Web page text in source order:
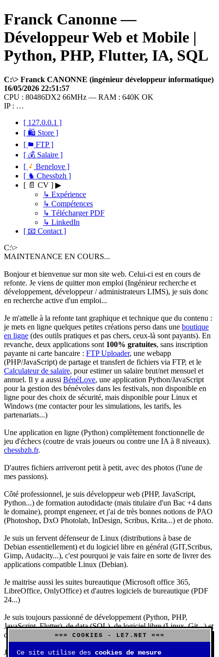
Franck Canonne —
Développeur Web et Mobile |
Python, PHP, Flutter, IA, SQL
C:\> Franck CANONNE (ingénieur développeur informatique)
16/05/2026 22:51:57
CPU : 80486DX2 66MHz — RAM : 640K OK
IP : …
[ 127.0.0.1 ]
[ 🛍 Store ]
[
FTP ]
[ 💰 Salaire ]
[
Benelove ]
[ ♞ Chessbzh ]
[ 📄 CV ] ▶
↳ Expérience
↳ Compétences
↳ Télécharger PDF
↳ LinkedIn
[ 📧 Contact ]
C:\>
MAINTENANCE EN COURS...
Bonjour et bienvenue sur mon site web. Celui-ci est en cours de
refonte. Je viens de quitter mon emploi (Ingénieur recherche et
développement, développeur / administrateurs LIMS), je suis donc
en recherche active d'un emploi...
Je m'attelle à la refonte tant graphique et technique que du contenu :
je mets en ligne quelques petites créations perso dans une boutique
en ligne (des outils pratiques et pas chers, ceux-là sont payants). En
revanche, deux applications sont 100% gratuites, sans inscription
payante ni carte bancaire : FTP Uploader, une webapp
(PHP/JavaScript) de partage et transfert de fichiers via FTP, et le
Calculateur de salaire, pour estimer un salaire brut/net mensuel et
annuel. Il y a aussi BénéLove, une application Python/JavaScript
pour la gestion des bénévoles dans les festivals, non disponible en
ligne pour des choix de sécurité, mais disponible pour Linux et
Windows (me contacter pour les simulations, les tarifs, les
partenariats...)
Une application en ligne (Python) complètement fonctionnelle de
jeu d'échecs (coutre de vrais joueurs ou contre une IA à 8 niveaux).
chessbzh.fr.
D'autres fichiers arriveront petit à petit, avec des photos (l'une de
mes passions).
Côté professionnel, je suis développeur web (PHP, JavaScript,
Python...) de formation autodidacte (mais titulaire d'un Bac +4 dans
le domaine), prompt engeneer, et j'ai de très bonnes notions de PAO
(Photoshop, DxO Photolab, InDesign, Scribus, Krita...) et de photo.
Je suis un fervent défenseur de Linux (distributions à base de
Debian essentiellement) et du logiciel libre en général (GIT,Scribus,
Gimp, Audacity...), c'est pourquoi je vais faire en sorte de livrer des
applications compatible Linux (Debian).
Je maitrise aussi les suites bureautique (Microsoft office 365,
LibreOffice, OnlyOffice) et d'autres logiciels de bureautique (PDF
24...)
Je suis toujours passionné de développement (Python, PHP,
JavaScript, Flutter), de data (SQL), de logiciel libre (Linux, Git...) et
d'IA (principalement Claude et DeepSeek).
J'aime jouer, surtout aux jeux de sociétés (Risk, Uno, Scrabble...),
=== COOKIES - LE7.NET ===
Ce site utilise des cookies de mesure